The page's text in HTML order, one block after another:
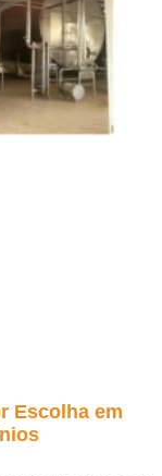
Escolha em